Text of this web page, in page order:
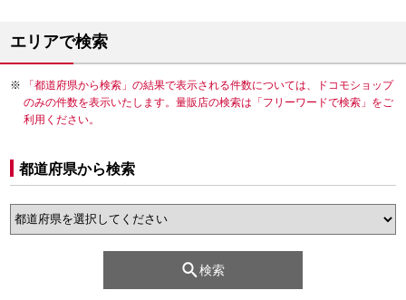
エリアで検索
「都道府県から検索」の結果で表示される件数については、ドコモショップ
のみの件数を表示いたします。量販店の検索は「フリーワードで検索」をご
利用ください。
都道府県から検索
検索